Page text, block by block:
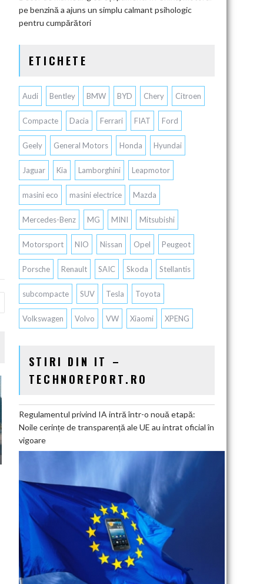
pe benzină a ajuns un simplu calmant psihologic
pentru cumpărători
ETICHETE
Audi Bentley BMW BYD Chery Citroen
Compacte Dacia Ferrari FIAT Ford
Geely General Motors Honda Hyundai
Jaguar Kia Lamborghini Leapmotor
masini eco masini electrice Mazda
Mercedes-Benz MG MINI Mitsubishi
Motorsport NIO Nissan Opel Peugeot
Porsche Renault SAIC Skoda Stellantis
subcompacte SUV Tesla Toyota
Volkswagen Volvo VW Xiaomi XPENG
STIRI DIN IT –
TECHNOREPORT.RO
Regulamentul privind IA intră într-o nouă etapă:
Noile cerințe de transparență ale UE au intrat oficial în
vigoare